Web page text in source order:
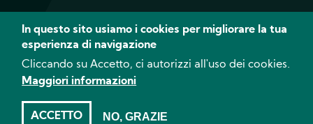
Facebook
© 2026 CANNA - Tutti i diritti riservati
Limitazione di responsabilità
sulla privacy
In questo sito usiamo i cookies per migliorare la tua
esperienza di navigazione
Cliccando su Accetto, ci autorizzi all'uso dei cookies.
Maggiori informazioni
ACCETTO NO, GRAZIE